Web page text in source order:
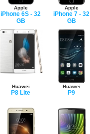
Apple
iPhone 6S - 32
GB
Apple
iPhone 7 - 32
GB
Huawei
P8 Lite
Huawei
P9